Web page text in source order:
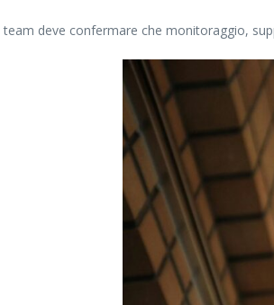
team deve confermare che monitoraggio,